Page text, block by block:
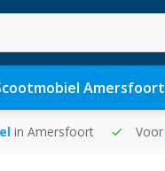
Amersfoort
in Amersfoort Voor